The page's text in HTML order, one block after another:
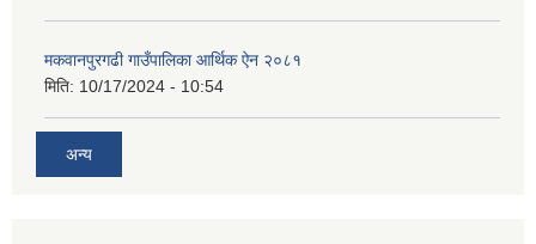
मकवानपुरगढी गाउँपालिका आर्थिक ‌‌‌ऐन २०८१
मिति: 10/17/2024 - 10:54
अन्य